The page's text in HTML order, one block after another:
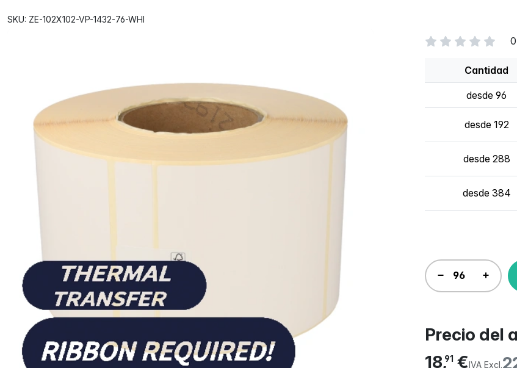
SKU: ZE-102X102-VP-1432-76-WHI
Cantidad
desde 96
desde 192
desde 288
desde 384
Precio del
18,91 €IVA Excl.